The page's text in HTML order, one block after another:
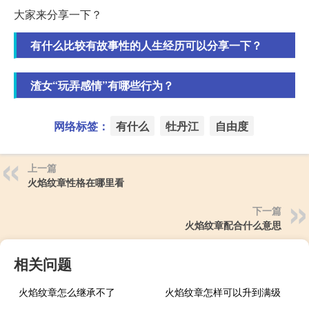
大家来分享一下？
有什么比较有故事性的人生经历可以分享一下？
渣女“玩弄感情”有哪些行为？
网络标签： 有什么 牡丹江 自由度
上一篇
火焰纹章性格在哪里看
下一篇
火焰纹章配合什么意思
相关问题
火焰纹章怎么继承不了
火焰纹章怎样可以升到满级